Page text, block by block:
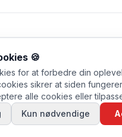
🍪
for at forbedre din
sikrer at siden
alle cookies eller
Kun nødvendige